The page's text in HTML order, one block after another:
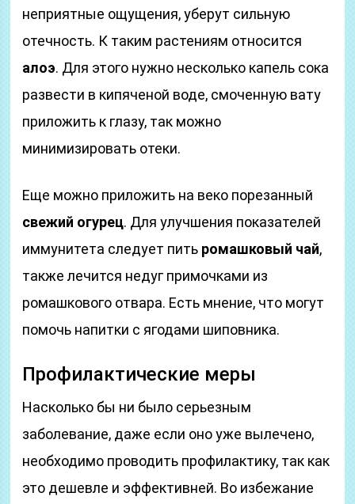
неприятные ощущения, уберут сильную
отечность. К таким растениям относится
алоэ. Для этого нужно несколько капель сока
развести в кипяченой воде, смоченную вату
приложить к глазу, так можно
минимизировать отеки.
Еще можно приложить на веко порезанный
свежий огурец. Для улучшения показателей
иммунитета следует пить ромашковый чай,
также лечится недуг примочками из
ромашкового отвара. Есть мнение, что могут
помочь напитки с ягодами шиповника.
Профилактические меры
Насколько бы ни было серьезным
заболевание, даже если оно уже вылечено,
необходимо проводить профилактику, так как
это дешевле и эффективней. Во избежание